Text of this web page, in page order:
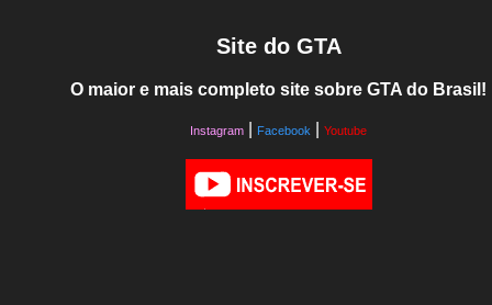
Site do GTA
O maior e mais completo site sobre GTA do Brasil!
Instagram Facebook Youtube